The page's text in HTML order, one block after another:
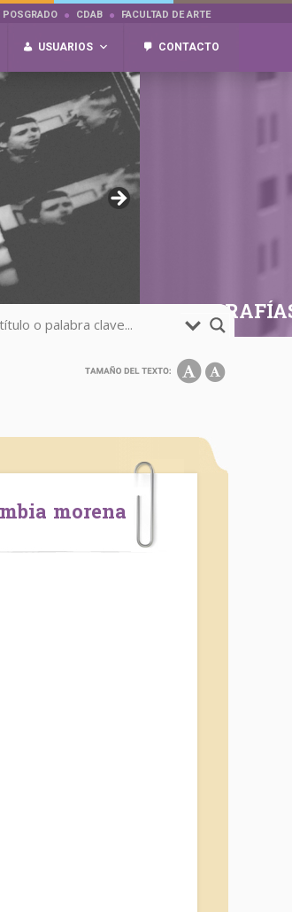
POSGRADO CDAB FACULTAD DE ARTE
USUARIOS CONTACTO